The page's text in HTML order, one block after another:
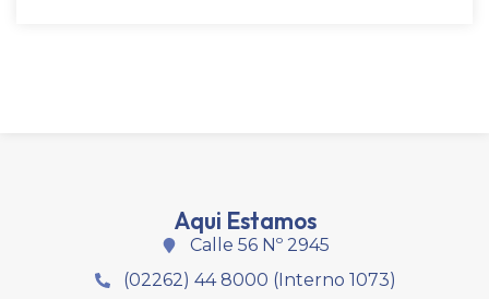
Aqui Estamos
Calle 56 Nº 2945
(02262) 44 8000 (Interno 1073)